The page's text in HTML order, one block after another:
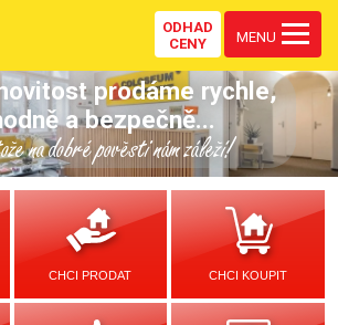
ODHAD
CENY
MENU
prodáme rychle,
a bezpečně...
na dobré pověsti nám záleží!
CHCI PRODAT CHCI KOUPIT